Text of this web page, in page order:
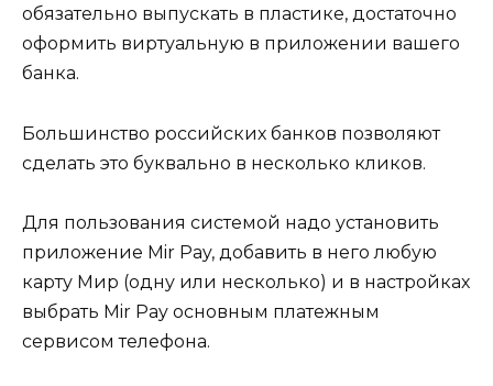
обязательно выпускать в пластике, достаточно
оформить виртуальную в приложении вашего
банка.
Большинство российских банков позволяют
сделать это буквально в несколько кликов.
Для пользования системой надо установить
приложение Mir Pay, добавить в него любую
карту Мир (одну или несколько) и в настройках
выбрать Mir Pay основным платежным
сервисом телефона.